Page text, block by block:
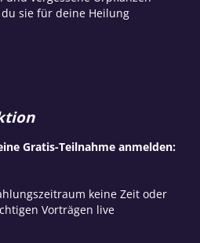
sie für deine Heilung
Gratis-Teilnahme anmelden:
keine Zeit oder
Vorträgen live